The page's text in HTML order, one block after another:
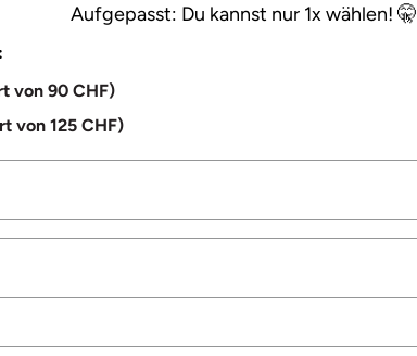
Aufgepasst: Du kannst nur 1x wählen! 🤫
von 90 CHF)
von 125 CHF)